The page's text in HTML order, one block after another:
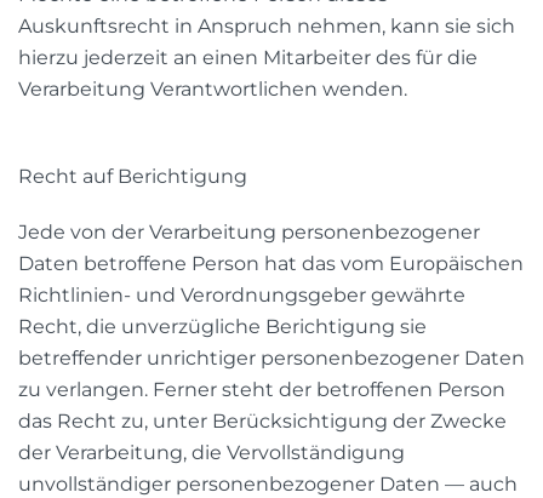
Auskunftsrecht in Anspruch nehmen, kann sie sich
hierzu jederzeit an einen Mitarbeiter des für die
Verarbeitung Verantwortlichen wenden.
Recht auf Berichtigung
Jede von der Verarbeitung personenbezogener
Daten betroffene Person hat das vom Europäischen
Richtlinien- und Verordnungsgeber gewährte
Recht, die unverzügliche Berichtigung sie
betreffender unrichtiger personenbezogener Daten
zu verlangen. Ferner steht der betroffenen Person
das Recht zu, unter Berücksichtigung der Zwecke
der Verarbeitung, die Vervollständigung
unvollständiger personenbezogener Daten — auch